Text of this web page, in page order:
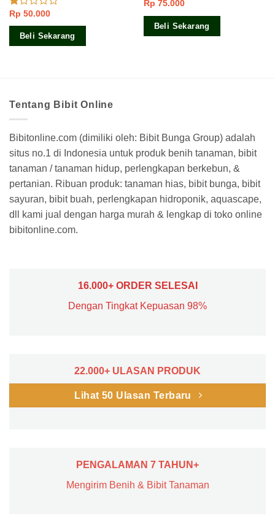
Dinilai
1.00
dari
5
Rp 50.000
Beli Sekarang
Dinilai
4.00dari
Rp 75.000
Beli Sekarang
Tentang Bibit Online
Bibitonline.com (dimiliki oleh: Bibit Bunga Group) adalah
situs no.1 di Indonesia untuk produk benih tanaman, bibit
tanaman / tanaman hidup, perlengkapan berkebun, &
pertanian. Ribuan produk: tanaman hias, bibit bunga, bibit
sayuran, bibit buah, perlengkapan hidroponik, aquascape,
dll kami jual dengan harga murah & lengkap di toko online
bibitonline.com.
16.000+ ORDER SELESAI
Dengan Tingkat Kepuasan 98%
22.000+ ULASAN PRODUK
Lihat 50 Ulasan Terbaru
PENGALAMAN 7 TAHUN+
Mengirim Benih & Bibit Tanaman